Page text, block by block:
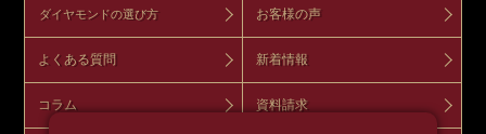
ダイヤモンドの選び方 お客様の声
よくある質問 新着情報
コラム 資料請求